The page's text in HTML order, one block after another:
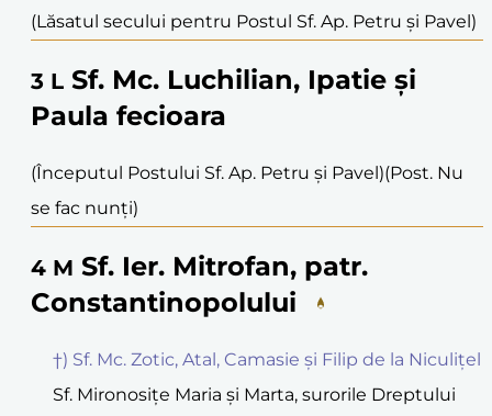
(Lăsatul secului pentru Postul Sf. Ap. Petru și Pavel)
3 L Sf. Mc. Luchilian, Ipatie și
Paula fecioara
(Începutul Postului Sf. Ap. Petru și Pavel)(Post. Nu
se fac nunți)
4 M Sf. Ier. Mitrofan, patr.
Constantinopolului
†) Sf. Mc. Zotic, Atal, Camasie și Filip de la Niculițel
Sf. Mironosițe Maria și Marta, surorile Dreptului